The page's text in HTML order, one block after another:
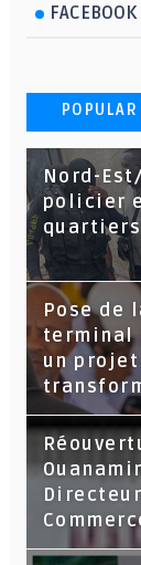
FACEBOOK
POPULAR
Nord-
policier
Pose de
terminal
un projet